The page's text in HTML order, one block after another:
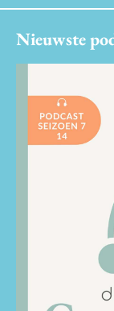
Nieuwste